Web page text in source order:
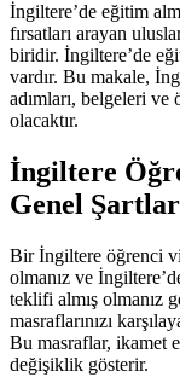
İngiltere’de eğitim
fırsatları arayan
biridir. İngiltere’de
vardır. Bu makale,
adımları, belgeleri ve
olacaktır.
İngiltere
Genel Şartlar
Bir İngiltere öğrenci
olmanız ve
teklifi almış olmanız
masraflarınızı
Bu masraflar, ikamet
değişiklik gösterir.